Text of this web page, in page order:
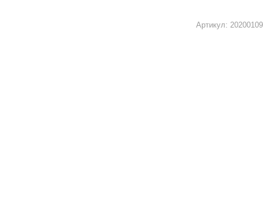
Артикул: 20200109